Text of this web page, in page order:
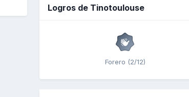
Logros de Tinotoulouse
Forero (2/12)